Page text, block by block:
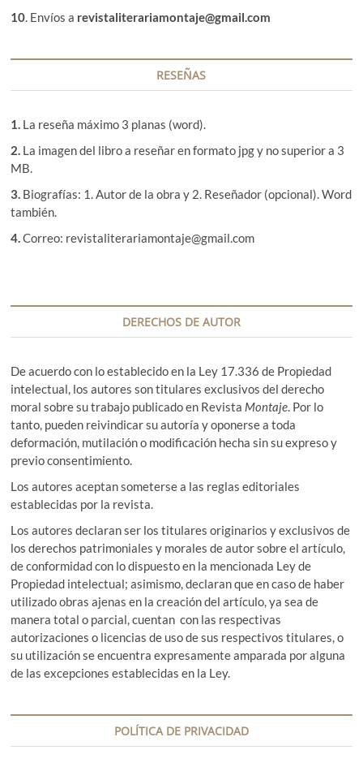
10. Envíos a revistaliterariamontaje@gmail.com
RESEÑAS
1. La reseña máximo 3 planas (word).
2. La imagen del libro a reseñar en formato jpg y no superior a 3
MB.
3. Biografías: 1. Autor de la obra y 2. Reseñador (opcional). Word
también.
4.Correo: revistaliterariamontaje@gmail.com
DERECHOS DE AUTOR
De acuerdo con lo establecido en la Ley 17.336 de Propiedad
intelectual, los autores son titulares exclusivos del derecho
moral sobre su trabajo publicado en Revista Montaje. Por lo
tanto, pueden reivindicar su autoría y oponerse a toda
deformación, mutilación o modificación hecha sin su expreso y
previo consentimiento.
Los autores aceptan someterse a las reglas editoriales
establecidas por la revista.
Los autores declaran ser los titulares originarios y exclusivos de
los derechos patrimoniales y morales de autor sobre el artículo,
de conformidad con lo dispuesto en la mencionada Ley de
Propiedad intelectual; asimismo, declaran que en caso de haber
utilizado obras ajenas en la creación del artículo, ya sea de
manera total o parcial, cuentan con las respectivas
autorizaciones o licencias de uso de sus respectivos titulares, o
su utilización se encuentra expresamente amparada por alguna
de las excepciones establecidas en la Ley.
POLÍTICA DE PRIVACIDAD